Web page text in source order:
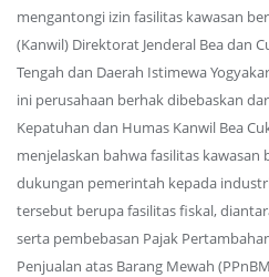
mengantongi izin fasilitas kawasan
(Kanwil) Direktorat Jenderal Bea dan
Tengah dan Daerah Istimewa
ini perusahaan berhak dibebaskan
Kepatuhan dan Humas Kanwil Bea
menjelaskan bahwa fasilitas
dukungan pemerintah kepada
tersebut berupa fasilitas fiskal,
serta pembebasan Pajak
Penjualan atas Barang Mewah